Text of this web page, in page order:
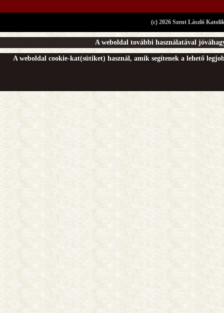
(c) 2026 Szent László
A weboldal további használatával
A weboldal cookie-kat(sütiket) használ, amik segítenek a lehető